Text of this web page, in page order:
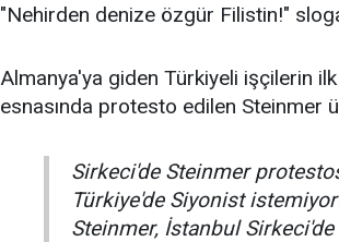
"Nehirden denize özgür Filistin!"
Almanya'ya giden Türkiyeli işçilerin
esnasında protesto edilen Steinmer
Sirkeci'de Steinmer
Türkiye'de Siyonist
Steinmer, İstanbul